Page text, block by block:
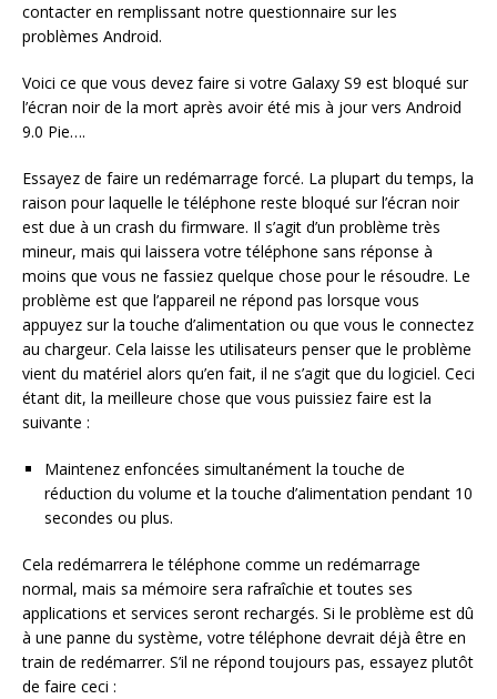
contacter en remplissant notre questionnaire sur les
problèmes Android.
Voici ce que vous devez faire si votre Galaxy S9 est bloqué sur
l’écran noir de la mort après avoir été mis à jour vers Android
9.0 Pie….
Essayez de faire un redémarrage forcé. La plupart du temps, la
raison pour laquelle le téléphone reste bloqué sur l’écran noir
est due à un crash du firmware. Il s’agit d’un problème très
mineur, mais qui laissera votre téléphone sans réponse à
moins que vous ne fassiez quelque chose pour le résoudre. Le
problème est que l’appareil ne répond pas lorsque vous
appuyez sur la touche d’alimentation ou que vous le connectez
au chargeur. Cela laisse les utilisateurs penser que le problème
vient du matériel alors qu’en fait, il ne s’agit que du logiciel. Ceci
étant dit, la meilleure chose que vous puissiez faire est la
suivante :
Maintenez enfoncées simultanément la touche de
réduction du volume et la touche d’alimentation pendant 10
secondes ou plus.
Cela redémarrera le téléphone comme un redémarrage
normal, mais sa mémoire sera rafraîchie et toutes ses
applications et services seront rechargés. Si le problème est dû
à une panne du système, votre téléphone devrait déjà être en
train de redémarrer. S’il ne répond toujours pas, essayez plutôt
de faire ceci :